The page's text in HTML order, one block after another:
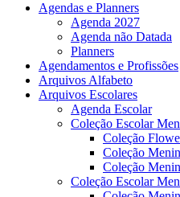
Agendas e Planners
Agenda 2027
Agenda não Datada
Planners
Agendamentos e Profissões
Arquivos Alfabeto
Arquivos Escolares
Agenda Escolar
Coleção Escolar
Coleção
Coleção
Coleção
Coleção Escolar